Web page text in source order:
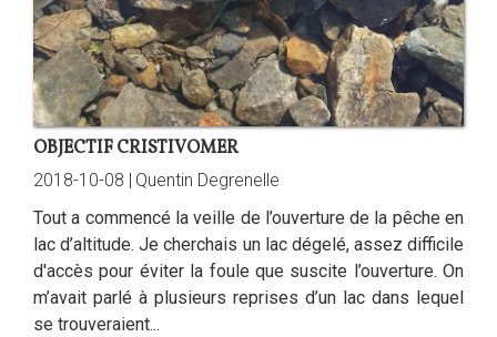
OBJECTIF CRISTIVOMER
2018-10-08 | Quentin Degrenelle
Tout a commencé la veille de l’ouverture de la pêche en
lac d’altitude. Je cherchais un lac dégelé, assez difficile
d'accès pour éviter la foule que suscite l’ouverture. On
m’avait parlé à plusieurs reprises d’un lac dans lequel
se trouveraient...